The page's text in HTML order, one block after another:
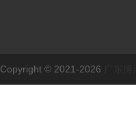
Copyright © 2021-2026